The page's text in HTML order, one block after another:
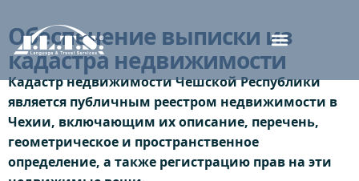
Обеспечение выписки из
кадастра недвижимости
Кадастр недвижимости Чешской Республики
является публичным реестром недвижимости в
Чехии, включающим их описание, перечень,
геометрическое и пространственное
определение, а также регистрацию прав на эти